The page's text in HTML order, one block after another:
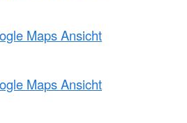
Maps Ansicht
Maps Ansicht